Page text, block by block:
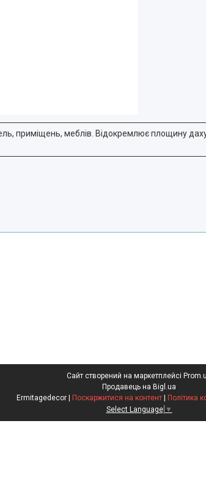
приміщень, меблів. Відокремлює площину
Сайт створений на маркетплейсі
Продавець на Bigl.ua
Поскаржитися на контент
Політика
Select Language ▼